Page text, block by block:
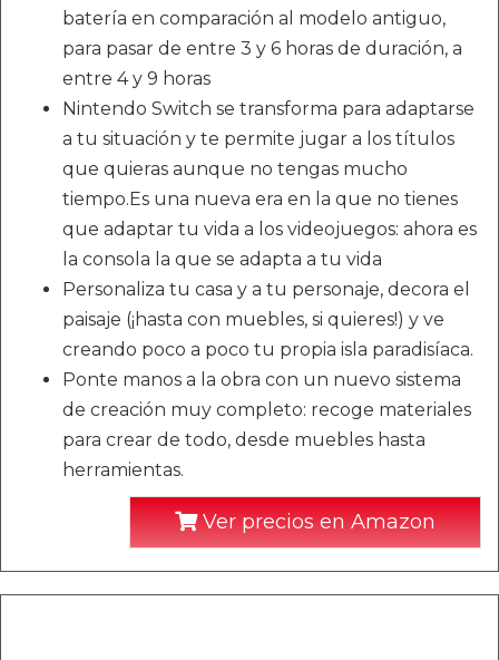
batería en comparación al modelo antiguo,
para pasar de entre 3 y 6 horas de duración, a
entre 4 y 9 horas
Nintendo Switch se transforma para adaptarse
a tu situación y te permite jugar a los títulos
que quieras aunque no tengas mucho
tiempo.Es una nueva era en la que no tienes
que adaptar tu vida a los videojuegos: ahora es
la consola la que se adapta a tu vida
Personaliza tu casa y a tu personaje, decora el
paisaje (¡hasta con muebles, si quieres!) y ve
creando poco a poco tu propia isla paradisíaca.
Ponte manos a la obra con un nuevo sistema
de creación muy completo: recoge materiales
para crear de todo, desde muebles hasta
herramientas.
Ver precios en Amazon